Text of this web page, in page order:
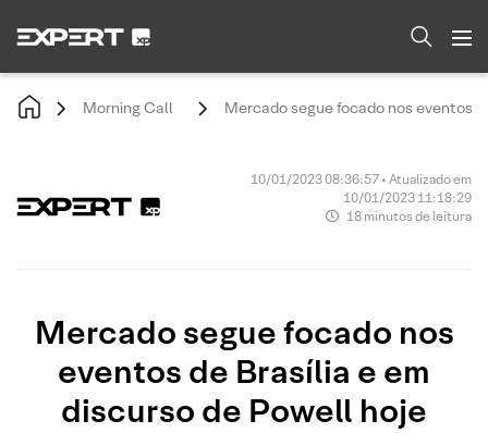
Morning Call Mercado segue focado nos eventos
10/01/2023 08:36:57 • Atualizado em
10/01/2023 11:18:29
18 minutos de leitura
Mercado segue focado nos
eventos de Brasília e em
discurso de Powell hoje